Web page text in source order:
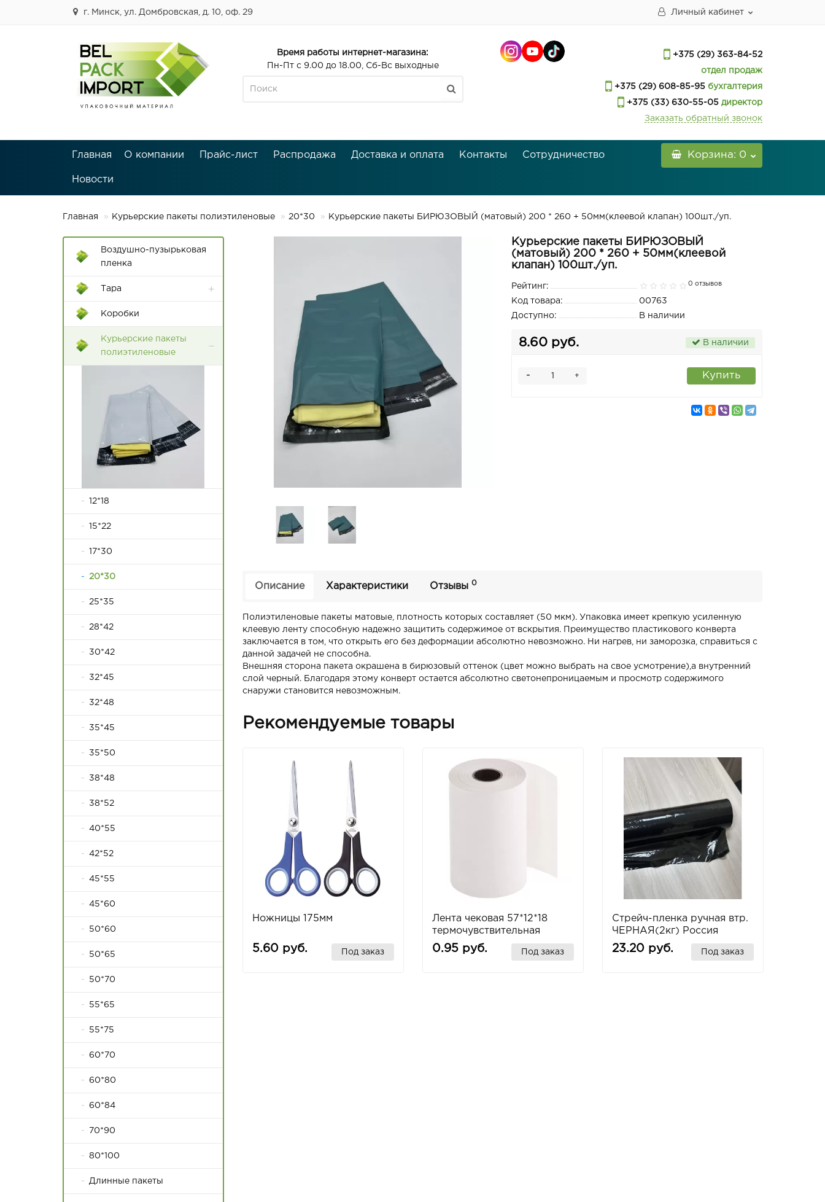
г. Минск, ул. Домбровская, д. 10, оф. 29 Личный кабинет
Время работы интернет-магазина:
Пн-Пт с 9.00 до 18.00, Сб-Вс выходные
+375 (29) 363-84-52
отдел продаж
+375 (29) 608-85-95 бухгалтерия
+375 (33) 630-55-05 директор
Заказать обратный звонок
Главная О компании Прайс-лист Распродажа Доставка и оплата Контакты Сотрудничество
Новости
Корзина: 0
Главная Курьерские пакеты полиэтиленовые 20*30 Курьерские пакеты БИРЮЗОВЫЙ (матовый) 200 * 260 + 50мм(клеевой клапан) 100шт./уп.
Воздушно-пузырьковая
пленка
Тара
Контейнеры Rox Box
Пластиковые ящики
Коробки
Курьерские пакеты
полиэтиленовые
12*18
15*22
17*30
20*30
25*35
28*42
30*42
32*45
32*48
35*45
35*50
38*48
38*52
40*55
42*52
45*55
45*60
50*60
50*65
50*70
55*65
55*75
60*70
60*80
60*84
70*90
80*100
Длинные пакеты
Курьерские пакеты БИРЮЗОВЫЙ
(матовый) 200 * 260 + 50мм(клеевой
клапан) 100шт./уп.
Рейтинг: 0 отзывов
Код товара:
00763
Доступно:
В наличии
8.60 руб. В наличии
+
- Купить
Описание Характеристики Отзывы 0
Полиэтиленовые пакеты матовые, плотность которых составляет (50 мкм). Упаковка имеет крепкую усиленную
клеевую ленту способную надежно защитить содержимое от вскрытия. Преимущество пластикового конверта
заключается в том, что открыть его без деформации абсолютно невозможно. Ни нагрев, ни заморозка, справиться с
данной задачей не способна.
Внешняя сторона пакета окрашена в бирюзовый оттенок (цвет можно выбрать на свое усмотрение),а внутренний
слой черный. Благодаря этому конверт остается абсолютно светонепроницаемым и просмотр содержимого
снаружи становится невозможным.
Рекомендуемые товары
Ножницы 175мм
5.60 руб. Под заказ
Лента чековая 57*12*18
термочувствительная
0.95 руб. Под заказ
Стрейч-пленка ручная втр.
ЧЕРНАЯ(2кг) Россия
23.20 руб. Под заказ